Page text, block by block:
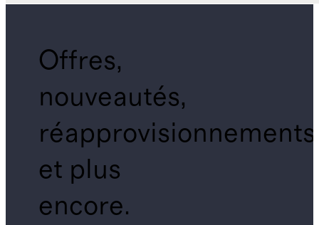
Offres,
nouveautés,
réapprovisionnements
et plus
encore.